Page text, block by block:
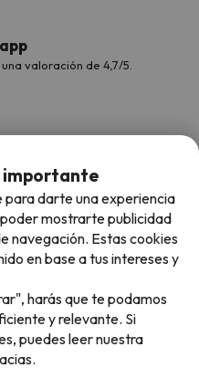
valoración de 4,7/5.
importante
para darte una experiencia
mostrarte publicidad
navegación. Estas cookies
en base a tus intereses y
harás que te podamos
y relevante. Si
puedes leer nuestra